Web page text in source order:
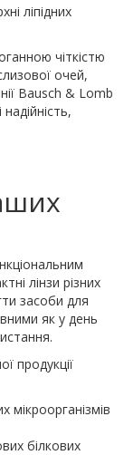
ліпідних
чіткістю
очей,
Bausch & Lomb
лінзи різних
засоби для
як у день
продукції
білкових